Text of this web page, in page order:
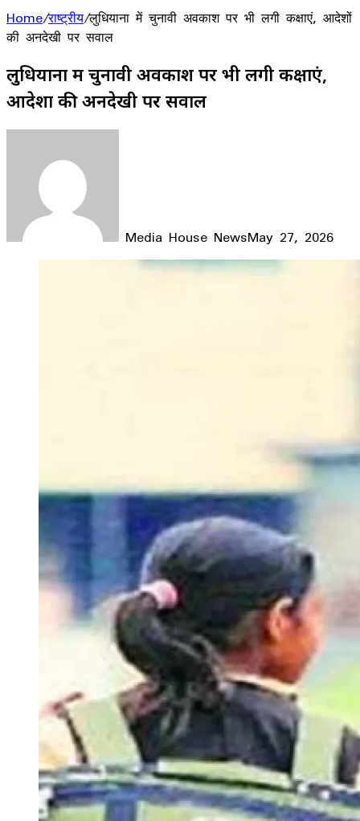
Home/राष्ट्रीय/लुधियाना में चुनावी अवकाश पर भी लगी कक्षाएं, आदेशों
की अनदेखी पर सवाल
लुधियाना में चुनावी अवकाश पर भी लगी कक्षाएं,
आदेशों की अनदेखी पर सवाल
Media House NewsMay 27, 2026
Facebook
LinkedIn
WhatsApp
Telegram